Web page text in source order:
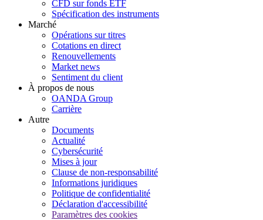
CFD sur fonds ETF
Spécification des instruments
Marché
Opérations sur titres
Cotations en direct
Renouvellements
Market news
Sentiment du client
À propos de nous
OANDA Group
Carrière
Autre
Documents
Actualité
Cybersécurité
Mises à jour
Clause de non-responsabilité
Informations juridiques
Politique de confidentialité
Déclaration d'accessibilité
Paramètres des cookies